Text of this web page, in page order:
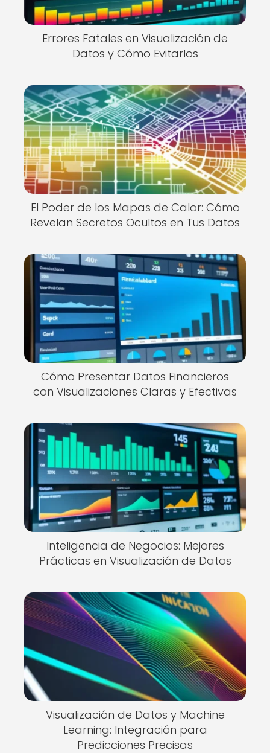
Errores Fatales en Visualización de
Datos y Cómo Evitarlos
El Poder de los Mapas de Calor: Cómo
Revelan Secretos Ocultos en Tus Datos
Cómo Presentar Datos Financieros
con Visualizaciones Claras y Efectivas
Inteligencia de Negocios: Mejores
Prácticas en Visualización de Datos
Visualización de Datos y Machine
Learning: Integración para
Predicciones Precisas